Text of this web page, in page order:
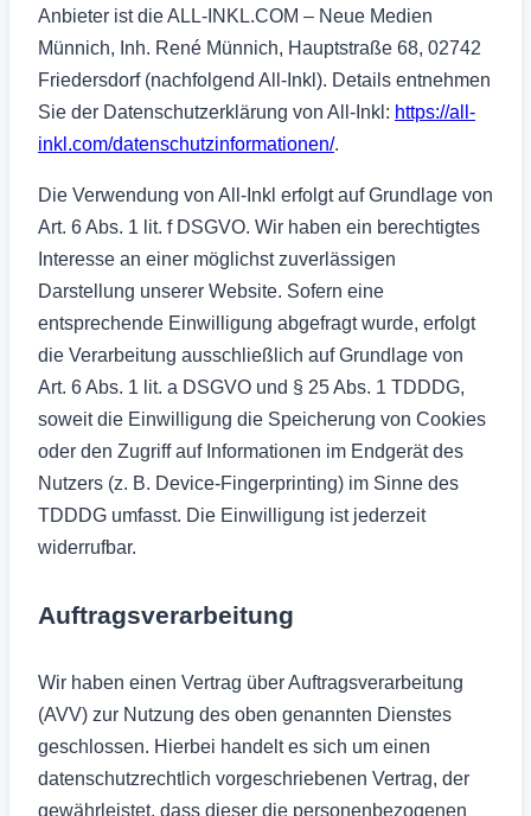
Anbieter ist die ALL-INKL.COM – Neue Medien
Münnich, Inh. René Münnich, Hauptstraße 68, 02742
Friedersdorf (nachfolgend All-Inkl). Details entnehmen
Sie der Datenschutzerklärung von All-Inkl: https://all-
inkl.com/datenschutzinformationen/.
Die Verwendung von All-Inkl erfolgt auf Grundlage von
Art. 6 Abs. 1 lit. f DSGVO. Wir haben ein berechtigtes
Interesse an einer möglichst zuverlässigen
Darstellung unserer Website. Sofern eine
entsprechende Einwilligung abgefragt wurde, erfolgt
die Verarbeitung ausschließlich auf Grundlage von
Art. 6 Abs. 1 lit. a DSGVO und § 25 Abs. 1 TDDDG,
soweit die Einwilligung die Speicherung von Cookies
oder den Zugriff auf Informationen im Endgerät des
Nutzers (z. B. Device-Fingerprinting) im Sinne des
TDDDG umfasst. Die Einwilligung ist jederzeit
widerrufbar.
Auftragsverarbeitung
Wir haben einen Vertrag über Auftragsverarbeitung
(AVV) zur Nutzung des oben genannten Dienstes
geschlossen. Hierbei handelt es sich um einen
datenschutzrechtlich vorgeschriebenen Vertrag, der
gewährleistet, dass dieser die personenbezogenen